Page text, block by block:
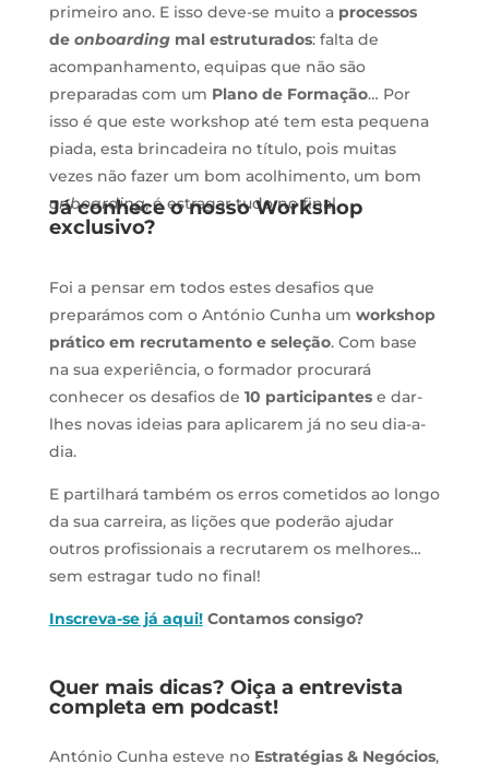
primeiro ano. E isso deve-se muito a processos
de onboardingmal estruturados: falta de
acompanhamento, equipas que não são
preparadas com um Plano de Formação… Por
isso é que este workshop até tem esta pequena
piada, esta brincadeira no título, pois muitas
vezes não fazer um bom acolhimento, um bom
onboarding, é estragar tudo no final.
Já conhece o nosso Workshop
exclusivo?
Foi a pensar em todos estes desafios que
preparámos com o António Cunha um workshop
prático em recrutamento e seleção. Com base
na sua experiência, o formador procurará
conhecer os desafios de 10 participantese dar-
lhes novas ideias para aplicarem já no seu dia-a-
dia.
E partilhará também os erros cometidos ao longo
da sua carreira, as lições que poderão ajudar
outros profissionais a recrutarem os melhores…
sem estragar tudo no final!
Inscreva-se já aqui!Contamos consigo?
Quer mais dicas? Oiça a entrevista
completa em podcast!
António Cunha esteve no Estratégias & Negócios,